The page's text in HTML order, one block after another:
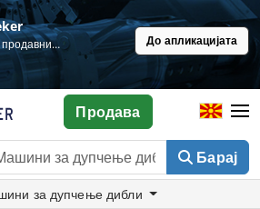
Бесплатно во продавница До апликацијата
Барај
Продава
за дупчење дибли